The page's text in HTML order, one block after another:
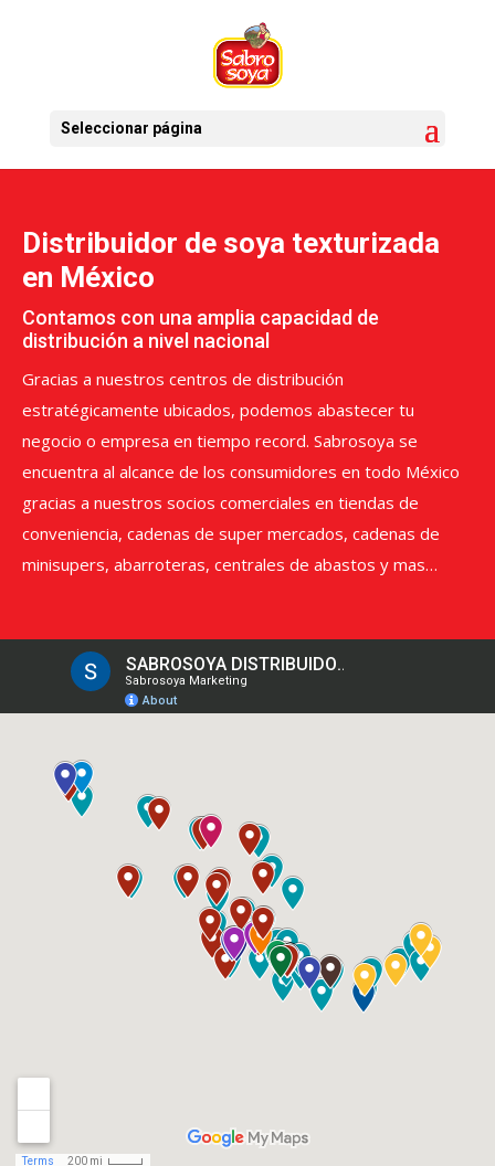
Seleccionar página
Distribuidor de soya texturizada
en México
Contamos con una amplia capacidad de
distribución a nivel nacional
Gracias a nuestros centros de distribución
estratégicamente ubicados, podemos abastecer tu
negocio o empresa en tiempo record. Sabrosoya se
encuentra al alcance de los consumidores en todo México
gracias a nuestros socios comerciales en tiendas de
conveniencia, cadenas de super mercados, cadenas de
minisupers, abarroteras, centrales de abastos y mas…